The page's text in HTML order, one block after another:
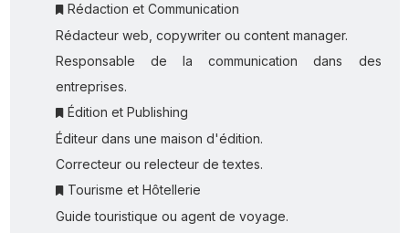
Rédaction et Communication
Rédacteur web, copywriter ou content manager.
Responsable de la communication dans des
entreprises.
Édition et Publishing
Éditeur dans une maison d'édition.
Correcteur ou relecteur de textes.
Tourisme et Hôtellerie
Guide touristique ou agent de voyage.